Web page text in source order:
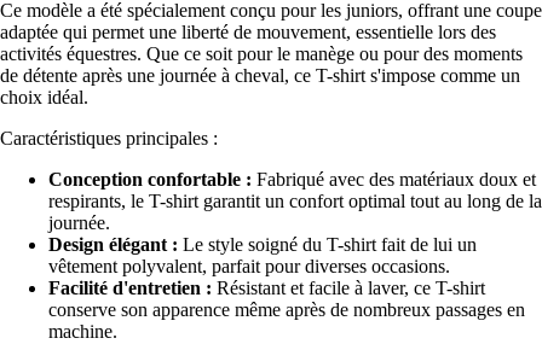
Ce modèle a été spécialement conçu pour les juniors, offrant une coupe
adaptée qui permet une liberté de mouvement, essentielle lors des
activités équestres. Que ce soit pour le manège ou pour des moments
de détente après une journée à cheval, ce T-shirt s'impose comme un
choix idéal.
Caractéristiques principales :
Conception confortable : Fabriqué avec des matériaux doux et
respirants, le T-shirt garantit un confort optimal tout au long de la
journée.
Design élégant : Le style soigné du T-shirt fait de lui un
vêtement polyvalent, parfait pour diverses occasions.
Facilité d'entretien : Résistant et facile à laver, ce T-shirt
conserve son apparence même après de nombreux passages en
machine.